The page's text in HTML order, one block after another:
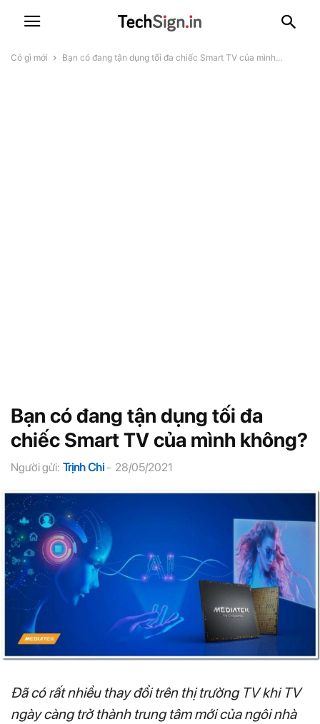
Có gì mới Bạn có đang tận dụng tối đa chiếc Smart TV của mình...
Bạn có đang tận dụng tối đa
chiếc Smart TV của mình không?
Người gửi: Trịnh Chi - 28/05/2021
Đã có rất nhiều thay đổi trên thị trường TV khi TV
ngày càng trở thành trung tâm mới của ngôi nhà